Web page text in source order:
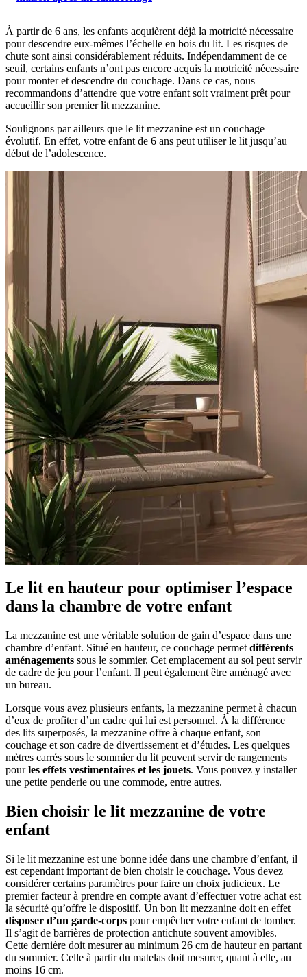
À partir de 6 ans, les enfants acquièrent déjà la motricité nécessaire
pour descendre eux-mêmes l’échelle en bois du lit. Les risques de
chute sont ainsi considérablement réduits. Indépendamment de ce
seuil, certains enfants n’ont pas encore acquis la motricité nécessaire
pour monter et descendre du couchage. Dans ce cas, nous
recommandons d’attendre que votre enfant soit vraiment prêt pour
accueillir son premier lit mezzanine.
Soulignons par ailleurs que le lit mezzanine est un couchage
évolutif. En effet, votre enfant de 6 ans peut utiliser le lit jusqu’au
début de l’adolescence.
Le lit en hauteur pour optimiser l’espace
dans la chambre de votre enfant
La mezzanine est une véritable solution de gain d’espace dans une
chambre d’enfant. Situé en hauteur, ce couchage permet différents
aménagements sous le sommier. Cet emplacement au sol peut servir
de cadre de jeu pour l’enfant. Il peut également être aménagé avec
un bureau.
Lorsque vous avez plusieurs enfants, la mezzanine permet à chacun
d’eux de profiter d’un cadre qui lui est personnel. À la différence
des lits superposés, la mezzanine offre à chaque enfant, son
couchage et son cadre de divertissement et d’études. Les quelques
mètres carrés sous le sommier du lit peuvent servir de rangements
pourles effets vestimentaires et les jouets. Vous pouvez y installer
une petite penderie ou une commode, entre autres.
Bien choisir le lit mezzanine de votre
enfant
Si le lit mezzanine est une bonne idée dans une chambre d’enfant, il
est cependant important de bien choisir le couchage. Vous devez
considérer certains paramètres pour faire un choix judicieux. Le
premier facteur à prendre en compte avant d’effectuer votre achat est
la sécurité qu’offre le dispositif. Un bon lit mezzanine doit en effet
disposer d’un garde-corps pour empêcher votre enfant de tomber.
Il s’agit de barrières de protection antichute souvent amovibles.
Cette dernière doit mesurer au minimum 26 cm de hauteur en partant
du sommier. Celle à partir du matelas doit mesurer, quant à elle, au
moins 16 cm.